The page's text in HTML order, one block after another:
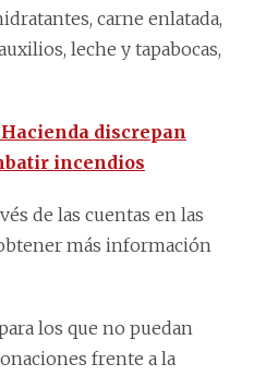
carne enlatada,
leche y tapabocas,
Hacienda discrepan
incendios
de las cuentas en las
más información
los que no puedan
frente a la